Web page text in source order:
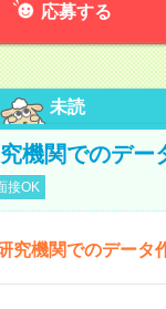
応募する
未読
機関でのデー
接OK
機関でのデータ